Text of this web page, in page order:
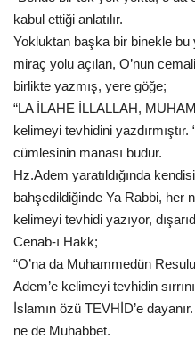
kabul ettiği anlatılır.
Yokluktan başka bir binekle bu
miraç yolu açılan, O’nun
birlikte yazmış, yere göğe;
“LA İLAHE İLLALLAH,
kelimeyi tevhidini yazdırmıştır.
cümlesinin manası budur.
Hz.Adem yaratıldığında
bahşedildiğinde Ya Rabbi, her
kelimeyi tevhidi yazıyor,
Cenab-ı Hakk;
“O’na da Muhammedün
Adem’e kelimeyi tevhidin
İslamın özü TEVHİD’e
ne de Muhabbet.